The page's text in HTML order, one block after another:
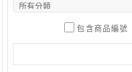
包含商品編號